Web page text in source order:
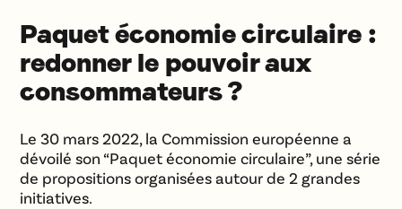
Paquet économie circulaire :
redonner le pouvoir aux
consommateurs ?
Le 30 mars 2022, la Commission européenne a
dévoilé son “Paquet économie circulaire”, une série
de propositions organisées autour de 2 grandes
initiatives.